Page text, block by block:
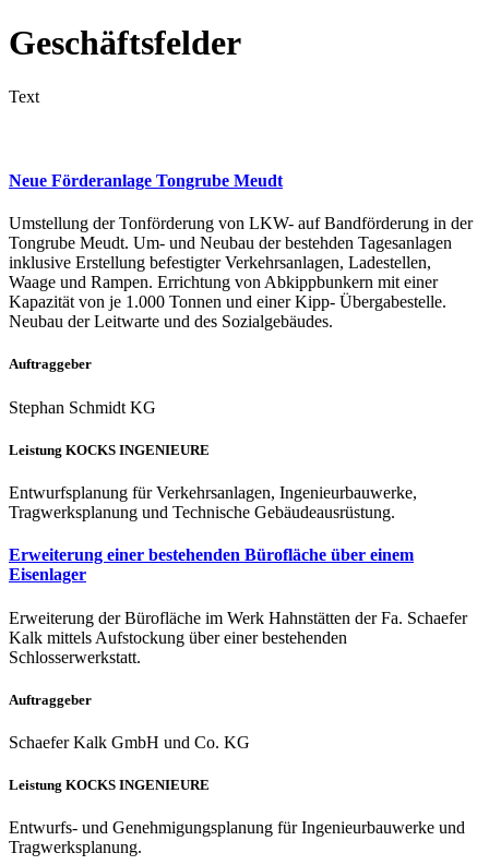
Geschäftsfelder
Text
Neue Förderanlage Tongrube Meudt
Umstellung der Tonförderung von LKW- auf Bandförderung in der
Tongrube Meudt. Um- und Neubau der bestehden Tagesanlagen
inklusive Erstellung befestigter Verkehrsanlagen, Ladestellen,
Waage und Rampen. Errichtung von Abkippbunkern mit einer
Kapazität von je 1.000 Tonnen und einer Kipp- Übergabestelle.
Neubau der Leitwarte und des Sozialgebäudes.
Auftraggeber
Stephan Schmidt KG
Leistung KOCKS INGENIEURE
Entwurfsplanung für Verkehrsanlagen, Ingenieurbauwerke,
Tragwerksplanung und Technische Gebäudeausrüstung.
Erweiterung einer bestehenden Bürofläche über einem
Eisenlager
Erweiterung der Bürofläche im Werk Hahnstätten der Fa. Schaefer
Kalk mittels Aufstockung über einer bestehenden
Schlosserwerkstatt.
Auftraggeber
Schaefer Kalk GmbH und Co. KG
Leistung KOCKS INGENIEURE
Entwurfs- und Genehmigungsplanung für Ingenieurbauwerke und
Tragwerksplanung.